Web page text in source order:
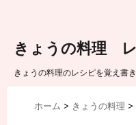
きょうの料理
きょうの料理のレシピを覚え書
ホーム > きょうの料理 >